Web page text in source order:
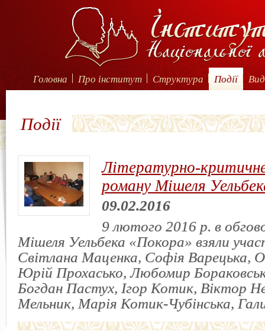
Головна Про інститут Структура Події
Події
Літературно-
роману Мішеля
09.02.2016
9 лютого 2016 р. в
Мішеля Уельбека «Покора» взяли
Світлана Маценка, Софія Варецька,
Юрій Прохасько, Любомир
Богдан Пастух, Ігор Котик, Віктор
Мельник, Марія Котик-Чубінська,